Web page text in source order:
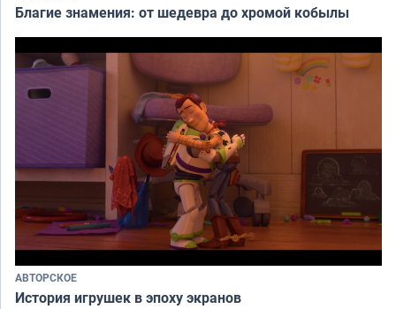
Благие знамения: от шедевра до хромой кобылы
АВТОРСКОЕ
История игрушек в эпоху экранов